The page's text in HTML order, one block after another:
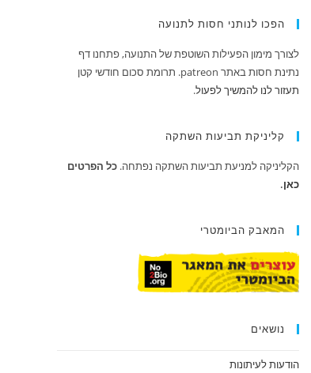
הפכו לנותני חסות לתנועה
לצורך מימון הפעילות השוטפת של התנועה, פתחנו דף
נתינת חסות באתר patreon. תרומת סכום חודשי קטן
תעזור לנו להמשיך לפעול.
קליניקת תביעות השתקה
הקליניקה למניעת תביעות השתקה נפתחה. כל הפרטים
כאן.
המאבק הביומטרי
נושאים
הודעות לעיתונות